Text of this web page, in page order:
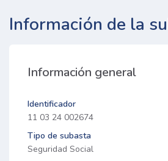
Información de la
Información general
Identificador
11 03 24 002674
Tipo de subasta
Seguridad Social